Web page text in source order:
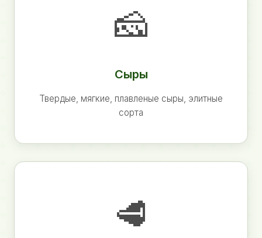
🧀
Сыры
Твердые, мягкие, плавленые сыры, элитные
сорта
🥩